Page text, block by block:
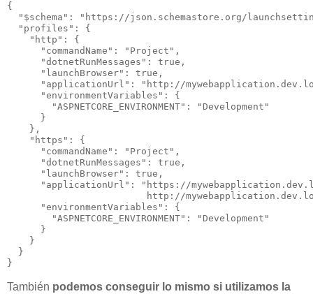
{
"$schema": "https://json.schemastore.org/
  "profiles": {
    "http": {
      "commandName": "Project",
      "dotnetRunMessages": true,
      "launchBrowser": true,
"applicationUrl": "http://
      "environmentVariables": {
        "ASPNETCORE_ENVIRONMENT": "Development"
      }
    },
    "https": {
      "commandName": "Project",
      "dotnetRunMessages": true,
      "launchBrowser": true,
"applicationUrl": "https://
http://
      "environmentVariables": {
        "ASPNETCORE_ENVIRONMENT": "Development"
      }
    }
  }
También podemos conseguir lo mismo si utilizamos la